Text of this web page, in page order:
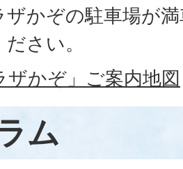
かぞの駐車場が
さい。
ザかぞ」ご案内地図
ム